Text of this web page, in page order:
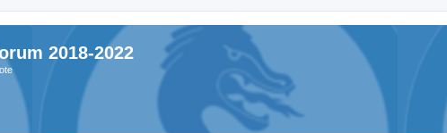
2018-2022